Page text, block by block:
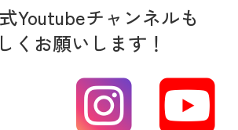
Youtubeチャンネルも
くお願いします！